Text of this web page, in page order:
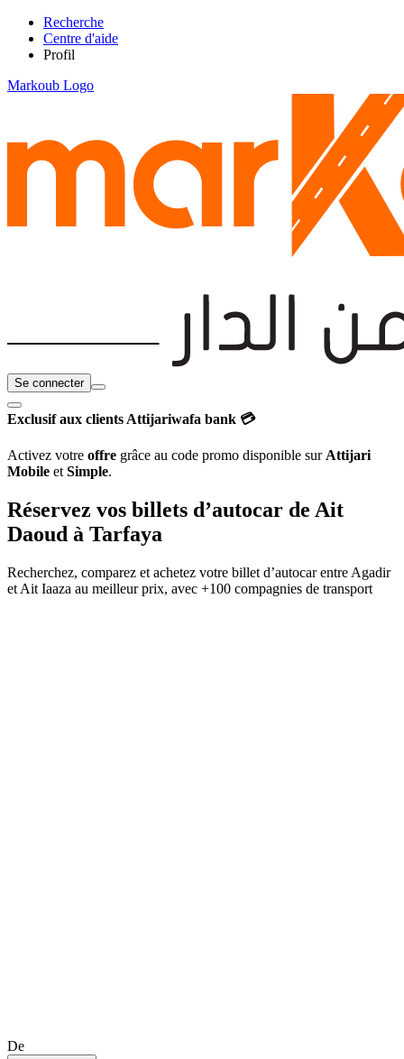
Recherche
Centre d'aide
Profil
Markoub Logo
Se connecter
Exclusif aux clients Attijariwafa bank 💳
Activez votre offre grâce au code promo disponible sur Attijari
Mobile et Simple.
Réservez vos billets d’autocar de Ait
Daoud à Tarfaya
Recherchez, comparez et achetez votre billet d’autocar entre Agadir
et Ait Iaaza au meilleur prix, avec +100 compagnies de transport
De